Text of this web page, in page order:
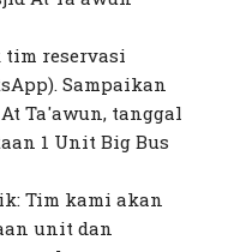
tim reservasi
Sampaikan
Ta'awun, tanggal
1 Unit Big Bus
Tim kami akan
unit dan